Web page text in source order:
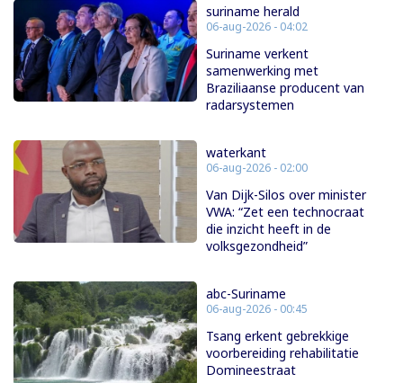
suriname herald
06-aug-2026 - 04:02
Suriname verkent
samenwerking met
Braziliaanse producent van
radarsystemen
waterkant
06-aug-2026 - 02:00
Van Dijk-Silos over minister
VWA: “Zet een technocraat
die inzicht heeft in de
volksgezondheid”
abc-Suriname
06-aug-2026 - 00:45
Tsang erkent gebrekkige
voorbereiding rehabilitatie
Domineestraat